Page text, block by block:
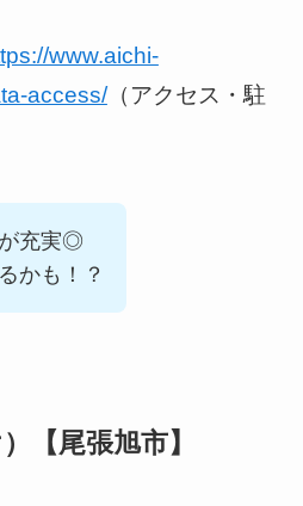
www.aichi-
access/（アクセス・駐
充実◎
かも！？
【尾張旭市】